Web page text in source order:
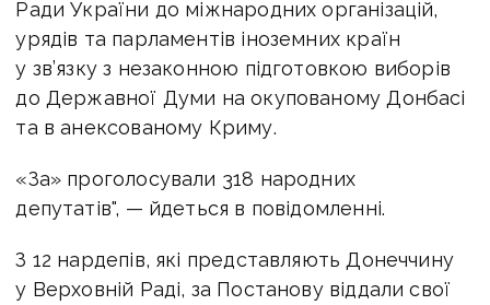
Ради України до міжнародних організацій,
урядів та парламентів іноземних країн
у зв’язку з незаконною підготовкою виборів
до Державної Думи на окупованому Донбасі
та в анексованому Криму.
«За» проголосували 318 народних
депутатів", — йдеться в повідомленні.
З 12 нардепів, які представляють Донеччину
у Верховній Раді, за Постанову віддали свої